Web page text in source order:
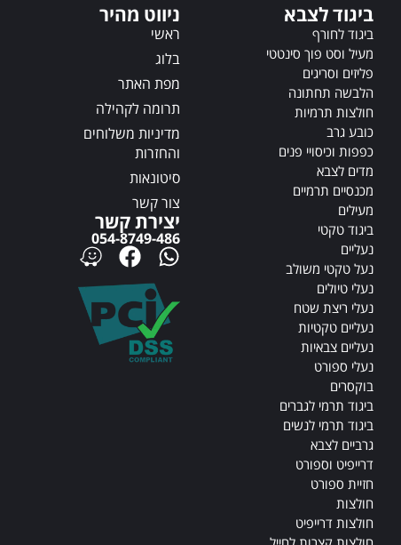
ביגוד לצבא
ביגוד לחורף
מעיל וסט פוך סינטטי
פליזים וסריגים
הלבשה תחתונה
חולצות תרמיות
כובע גרב
כפפות וכיסויי פנים
מדים לצבא
מכנסיים תרמיים
מעילים
ביגוד טקטי
נעליים
נעל טקטי משולב
נעלי טיולים
נעלי ריצת שטח
נעליים טקטיות
נעליים צבאיות
נעלי ספורט
בוקסרים
ביגוד תרמי לגברים
ביגוד תרמי לנשים
גרביים לצבא
דרייפיט וספורט
חזיית ספורט
חולצות
חולצות דרייפיט
ניווט מהיר
ראשי
בלוג
מפת האתר
תרומה לקהילה
מדיניות משלוחים
והחזרות
סיטונאות
צור קשר
יצירת קשר
054-8749-486